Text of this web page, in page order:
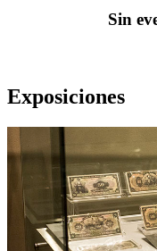
Sin
Exposiciones